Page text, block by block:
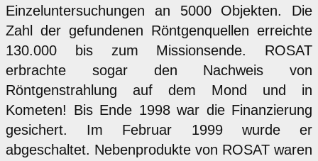
Einzeluntersuchungen an 5000 Objekten. Die
Zahl der gefundenen Röntgenquellen erreichte
130.000 bis zum Missionsende. ROSAT
erbrachte sogar den Nachweis von
Röntgenstrahlung auf dem Mond und in
Kometen! Bis Ende 1998 war die Finanzierung
gesichert. Im Februar 1999 wurde er
abgeschaltet. Nebenprodukte von ROSAT waren